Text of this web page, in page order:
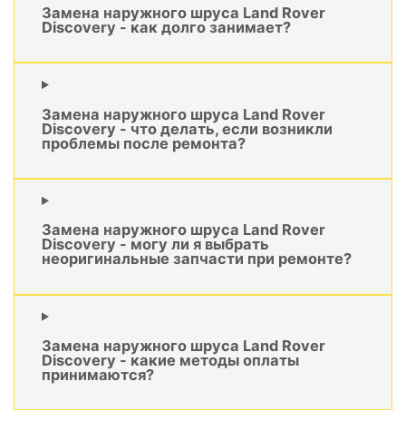
Замена наружного шруса Land Rover
Discovery - как долго занимает?
Замена наружного шруса Land Rover
Discovery - что делать, если возникли
проблемы после ремонта?
Замена наружного шруса Land Rover
Discovery - могу ли я выбрать
неоригинальные запчасти при ремонте?
Замена наружного шруса Land Rover
Discovery - какие методы оплаты
принимаются?